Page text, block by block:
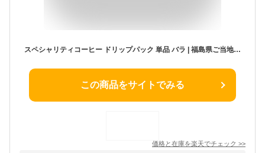
スペシャリティコーヒー ドリップパック 単品 バラ | 福島県ご当地 全12種 | スペシャルティコーヒー 珈琲 ドリップバッグ | fukuei coffee ふくえい | 赤べこ 野口英世 鶴ヶ城 大内宿 猪苗代 磐梯山 白河だるま わらじ祭り 相馬野馬追 フラダンス 滝桜 ボンズ
この商品をサイトでみる
価格と在庫を楽天でチェック >>